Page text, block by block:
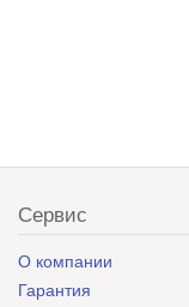
Сервис
О компании
Гарантия